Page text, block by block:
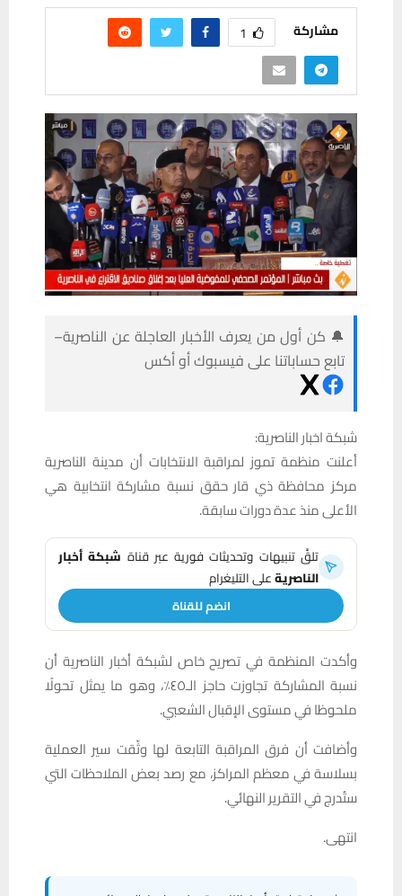
مشاركة 1
🔔 كن أول من يعرف الأخبار العاجلة عن الناصرية–
تابع حساباتنا على فيسبوك أو أكس
شبكة اخبار الناصرية:
أعلنت منظمة تموز لمراقبة الانتخابات أن مدينة الناصرية
مركز محافظة ذي قار حقق نسبة مشاركة انتخابية هي
الأعلى منذ عدة دورات سابقة.
تلقَّ تنبيهات وتحديثات فورية عبر قناة شبكة أخبار
الناصريةعلى التليغرام
انضم للقناة
وأكدت المنظمة في تصريح خاص لشبكة أخبار الناصرية أن
نسبة المشاركة تجاوزت حاجز الـ٤٥٪، وهو ما يمثل تحولًا
ملحوظا في مستوى الإقبال الشعبي.
وأضافت أن فرق المراقبة التابعة لها وثّقت سير العملية
بسلاسة في معظم المراكز، مع رصد بعض الملاحظات التي
ستُدرج في التقرير النهائي.
انتهى.